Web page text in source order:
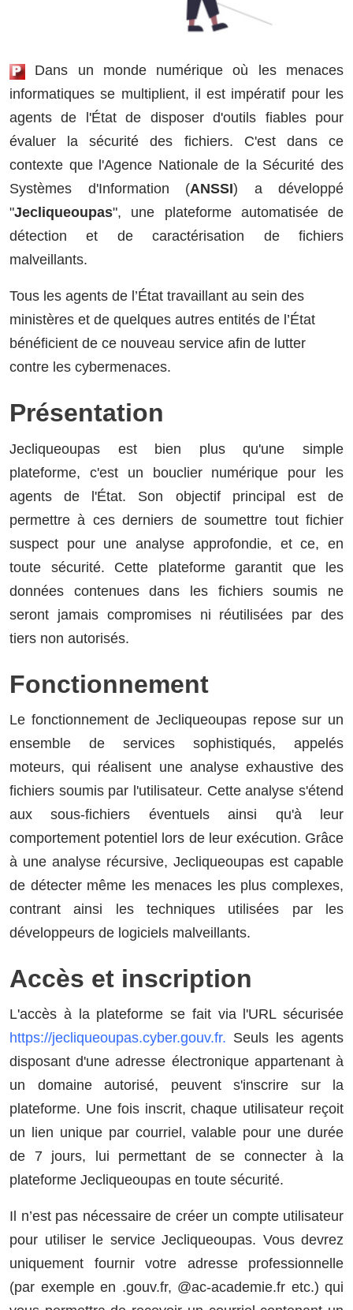
Dans un monde numérique où les menaces
informatiques se multiplient, il est impératif pour les
agents de l'État de disposer d'outils fiables pour
évaluer la sécurité des fichiers. C'est dans ce
contexte que l'Agence Nationale de la Sécurité des
Systèmes d'Information (ANSSI) a développé
"Jecliqueoupas", une plateforme automatisée de
détection et de caractérisation de fichiers
malveillants.
Tous les agents de l’État travaillant au sein des
ministères et de quelques autres entités de l’État
bénéficient de ce nouveau service afin de lutter
contre les cybermenaces.
Présentation
Jecliqueoupas est bien plus qu'une simple
plateforme, c'est un bouclier numérique pour les
agents de l'État. Son objectif principal est de
permettre à ces derniers de soumettre tout fichier
suspect pour une analyse approfondie, et ce, en
toute sécurité. Cette plateforme garantit que les
données contenues dans les fichiers soumis ne
seront jamais compromises ni réutilisées par des
tiers non autorisés.
Fonctionnement
Le fonctionnement de Jecliqueoupas repose sur un
ensemble de services sophistiqués, appelés
moteurs, qui réalisent une analyse exhaustive des
fichiers soumis par l'utilisateur. Cette analyse s'étend
aux sous-fichiers éventuels ainsi qu'à leur
comportement potentiel lors de leur exécution. Grâce
à une analyse récursive, Jecliqueoupas est capable
de détecter même les menaces les plus complexes,
contrant ainsi les techniques utilisées par les
développeurs de logiciels malveillants.
Accès et inscription
L'accès à la plateforme se fait via l'URL sécurisée
https://jecliqueoupas.cyber.gouv.fr. Seuls les agents
disposant d'une adresse électronique appartenant à
un domaine autorisé, peuvent s'inscrire sur la
plateforme. Une fois inscrit, chaque utilisateur reçoit
un lien unique par courriel, valable pour une durée
de 7 jours, lui permettant de se connecter à la
plateforme Jecliqueoupas en toute sécurité.
Il n’est pas nécessaire de créer un compte utilisateur
pour utiliser le service Jecliqueoupas. Vous devrez
uniquement fournir votre adresse professionnelle
(par exemple en .gouv.fr, @ac-academie.fr etc.) qui